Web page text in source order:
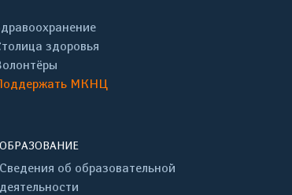
здоровья
МКНЦ
ОБРАЗОВАНИЕ
Сведения об образовательной
деятельности